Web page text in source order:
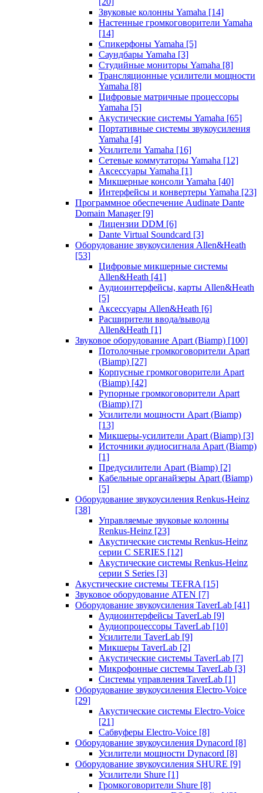
Звуковые колонны Yamaha [14]
Настенные громкоговорители Yamaha
[14]
Спикерфоны Yamaha [5]
Саундбары Yamaha [3]
Студийные мониторы Yamaha [8]
Трансляционные усилители мощности
Yamaha [8]
Цифровые матричные процессоры
Yamaha [5]
Акустические системы Yamaha [65]
Портативные системы звукоусиления
Yamaha [4]
Усилители Yamaha [16]
Сетевые коммутаторы Yamaha [12]
Аксессуары Yamaha [1]
Микшерные консоли Yamaha [40]
Интерфейсы и конвертеры Yamaha [23]
Программное обеспечение Audinate Dante
Domain Manager [9]
Лицензии DDM [6]
Dante Virtual Soundcard [3]
Оборудование звукоусиления Allen&Heath
[53]
Цифровые микшерные системы
Allen&Heath [41]
Аудиоинтерфейсы, карты Allen&Heath
[5]
Аксессуары Allen&Heath [6]
Расширители ввода/вывода
Allen&Heath [1]
Звуковое оборудование Apart (Biamp) [100]
Потолочные громкоговорители Apart
(Biamp) [27]
Корпусные громкоговорители Apart
(Biamp) [42]
Рупорные громкоговорители Apart
(Biamp) [7]
Усилители мощности Apart (Biamp)
[13]
Микшеры-усилители Apart (Biamp) [3]
Источники аудиосигнала Apart (Biamp)
[1]
Предусилители Apart (Biamp) [2]
Кабельные органайзеры Apart (Biamp)
[5]
Оборудование звукоусиления Renkus-Heinz
[38]
Управляемые звуковые колонны
Renkus-Heinz [23]
Акустические системы Renkus-Heinz
серии C SERIES [12]
Акустические системы Renkus-Heinz
серии S Series [3]
Акустические системы TEFRA [15]
Звуковое оборудование ATEN [7]
Оборудование звукоусиления TaverLab [41]
Аудиоинтерфейсы TaverLab [9]
Аудиопроцессоры TaverLab [10]
Усилители TaverLab [9]
Микшеры TaverLab [2]
Акустические системы TaverLab [7]
Микрофонные системы TaverLab [3]
Системы управления TaverLab [1]
Оборудование звукоусиления Electro-Voice
[29]
Акустические системы Electro-Voice
[21]
Сабвуферы Electro-Voice [8]
Оборудование звукоусиления Dynacord [8]
Усилители мощности Dynacord [8]
Оборудование звукоусиления SHURE [9]
Усилители Shure [1]
Громкоговорители Shure [8]